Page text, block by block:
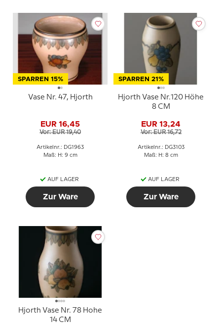
SPARREN 15%
Vase Nr. 47, Hjorth
EUR 16,45
Vor: EUR 19,40
Artikelnr.: DG1963
Maß: H: 9 cm
AUF LAGER
Zur Ware
SPARREN 21%
Hjorth Vase Nr.120 Höhe
8 CM
EUR 13,24
Vor: EUR 16,72
Artikelnr.: DG3103
Maß: H: 8 cm
AUF LAGER
Zur Ware
Hjorth Vase Nr. 78 Hohe
14 CM